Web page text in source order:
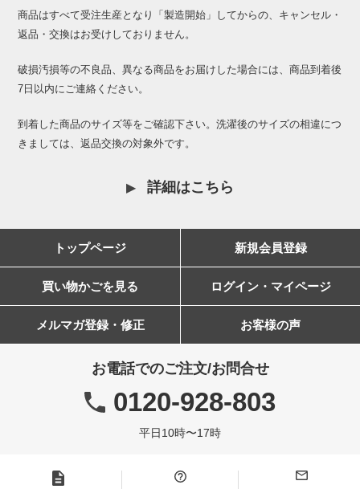
商品はすべて受注生産となり「製造開始」してからの、キャンセル・
返品・交換はお受けしておりません。
破損汚損等の不良品、異なる商品をお届けした場合には、商品到着後
7日以内にご連絡ください。
到着した商品のサイズ等をご確認下さい。洗濯後のサイズの相違につ
きましては、返品交換の対象外です。
詳細はこちら
トップページ 新規会員登録
買い物かごを見る ログイン・マイページ
メルマガ登録・修正 お客様の声
お電話でのご注文/お問合せ
0120-928-803
平日10時〜17時